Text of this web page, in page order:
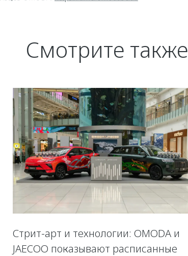
Смотрите также
Стрит-арт и технологии: OMODA и
JAECOO показывают расписанные